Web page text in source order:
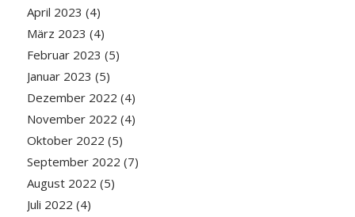
April 2023 (4)
März 2023 (4)
Februar 2023 (5)
Januar 2023 (5)
Dezember 2022 (4)
November 2022 (4)
Oktober 2022 (5)
September 2022 (7)
August 2022 (5)
Juli 2022 (4)